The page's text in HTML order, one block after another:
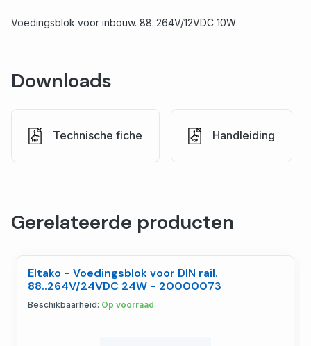
Voedingsblok voor inbouw. 88..264V/12VDC 10W
Downloads
Technische fiche Handleiding
Gerelateerde producten
Eltako - Voedingsblok voor DIN rail.
88..264V/24VDC 24W - 20000073
Beschikbaarheid: Op voorraad